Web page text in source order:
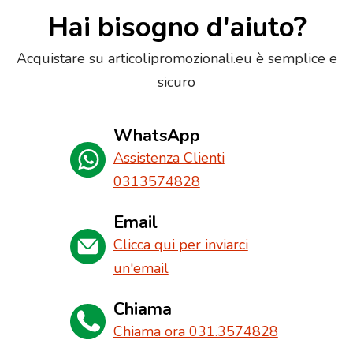
Hai bisogno d'aiuto?
Acquistare su articolipromozionali.eu è semplice e
sicuro
WhatsApp
Assistenza Clienti
0313574828
Email
Clicca qui per inviarci
un'email
Chiama
Chiama ora 031.3574828